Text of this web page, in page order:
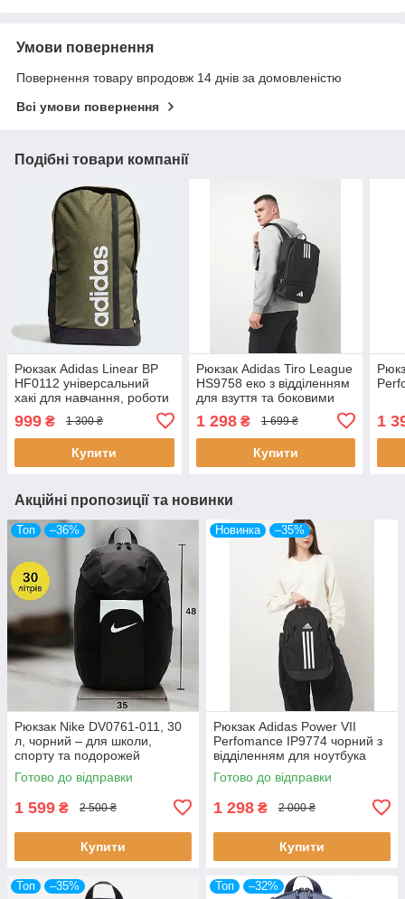
Умови повернення
Повернення товару впродовж 14 днів за домовленістю
Всі умови повернення
Подібні товари компанії
Рюкзак Adidas Linear BP
HF0112 універсальний
хакі для навчання, роботи
999 ₴ 1 300 ₴
Купити
Рюкзак Adidas Tiro League
HS9758 еко з відділенням
для взуття та боковими
1 298₴ 1 699 ₴
Купити
1
Акційні пропозиції та новинки
Топ –36%
Рюкзак Nike DV0761-011, 30
л, чорний – для школи,
спорту та подорожей
оригінальний
Готово до відправки
1 599 ₴ 2 500 ₴
Купити
Новинка –35%
Рюкзак Adidas Power VII
Perfomance IP9774 чорний з
відділенням для ноутбука
універсальний
Готово до відправки
1 298 ₴ 2 000 ₴
Купити
Топ –35% Топ –32%